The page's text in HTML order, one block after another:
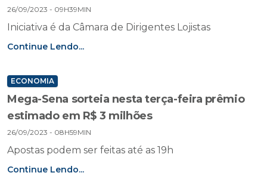
26/09/2023 - 09H39MIN
Iniciativa é da Câmara de Dirigentes Lojistas
Continue Lendo...
ECONOMIA
Mega-Sena sorteia nesta terça-feira prêmio
estimado em R$ 3 milhões
26/09/2023 - 08H59MIN
Apostas podem ser feitas até as 19h
Continue Lendo...